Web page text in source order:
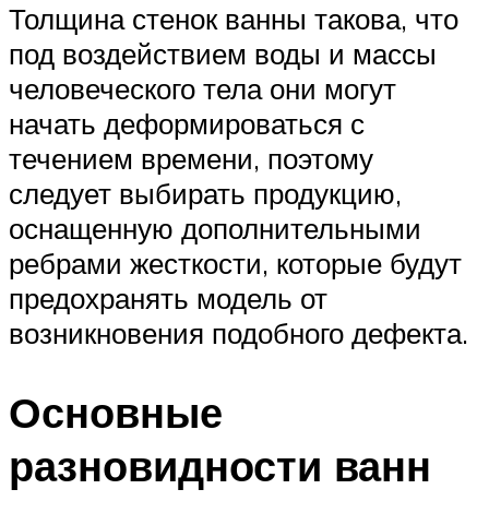
Толщина стенок ванны такова, что
под воздействием воды и массы
человеческого тела они могут
начать деформироваться с
течением времени, поэтому
следует выбирать продукцию,
оснащенную дополнительными
ребрами жесткости, которые будут
предохранять модель от
возникновения подобного дефекта.
Основные
разновидности ванн